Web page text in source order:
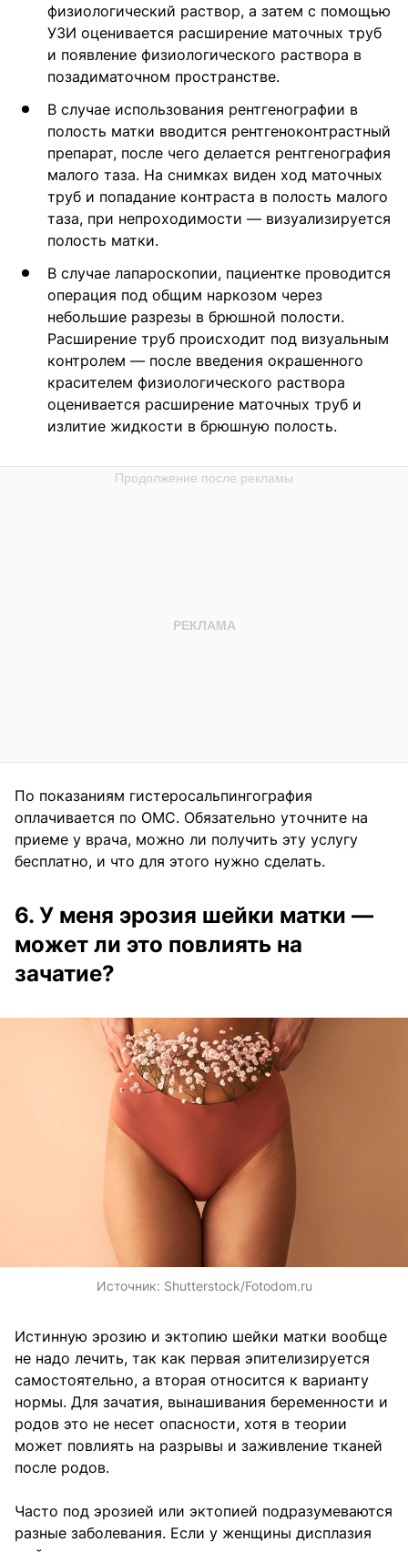
физиологический раствор, а затем с помощью
УЗИ оценивается расширение маточных труб
и появление физиологического раствора в
позадиматочном пространстве.
В случае использования рентгенографии в
полость матки вводится рентгеноконтрастный
препарат, после чего делается рентгенография
малого таза. На снимках виден ход маточных
труб и попадание контраста в полость малого
таза, при непроходимости — визуализируется
полость матки.
В случае лапароскопии, пациентке проводится
операция под общим наркозом через
небольшие разрезы в брюшной полости.
Расширение труб происходит под визуальным
контролем — после введения окрашенного
красителем физиологического раствора
оценивается расширение маточных труб и
излитие жидкости в брюшную полость.
По показаниям гистеросальпингография
оплачивается по ОМС. Обязательно уточните на
приеме у врача, можно ли получить эту услугу
бесплатно, и что для этого нужно сделать.
6. У меня эрозия шейки матки —
может ли это повлиять на
зачатие?
Источник: Shutterstock/Fotodom.ru
Истинную эрозию и эктопию шейки матки вообще
не надо лечить, так как первая эпителизируется
самостоятельно, а вторая относится к варианту
нормы. Для зачатия, вынашивания беременности и
родов это не несет опасности, хотя в теории
может повлиять на разрывы и заживление тканей
после родов.
Часто под эрозией или эктопией подразумеваются
разные заболевания. Если у женщины дисплазия